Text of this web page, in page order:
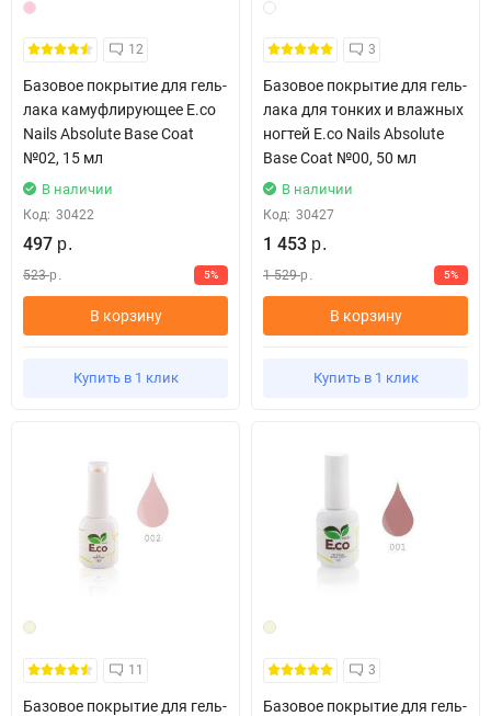
12
Базовое покрытие для гель-
лака камуфлирующее E.co
Nails Absolute Base Coat
№02, 15 мл
В наличии
Код: 30422
497 р.
523 р. 5%
В корзину
Купить в 1 клик
3
Базовое покрытие для гель-
лака для тонких и влажных
ногтей E.co Nails Absolute
Base Coat №00, 50 мл
В наличии
Код: 30427
1 453 р.
1 529 р. 5%
В корзину
Купить в 1 клик
11
Базовое покрытие для гель-
3
Базовое покрытие для гель-